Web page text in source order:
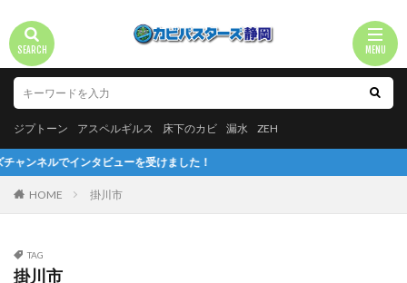
ジプトーン アスペルギルス 床下のカビ 漏水 ZEH
ンタビューを受けました！
HOME 掛川市
TAG
掛川市